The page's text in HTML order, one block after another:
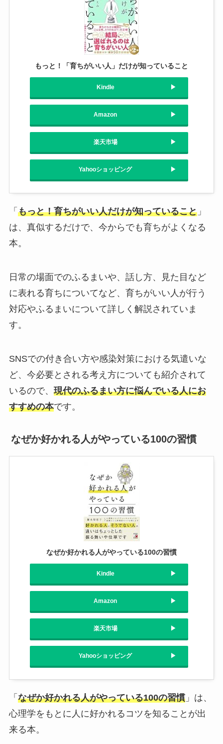
もっと！「育ちがいい人」だけが知っていること
Kindle
Amazon
楽天市場
Yahooショッピング
「 もっと！育ちがいい人だけが知っていること」
は、真似するだけで、今からでも育ちがよくなる
本。
日常の場面でのふるまいや、話し方、見た目など
に表れる育ちについてなど、育ちがいい人が行う
対応やふるまいについて詳しく解説されていま
す。
SNSでの付き合い方や感染対策における気遣いな
ど、今必要とされる考え方についても紹介されて
いるので、 現代のふるまい方に悩んでいる人にお
すすめの本です。
なぜか好かれる人がやっている100の習慣
なぜか好かれる人がやっている100の習慣
Kindle
Amazon
楽天市場
Yahooショッピング
「 なぜか好かれる人がやっている100の習慣」は、
心理学をもとに人に好かれるコツを知ることが出
来る本。